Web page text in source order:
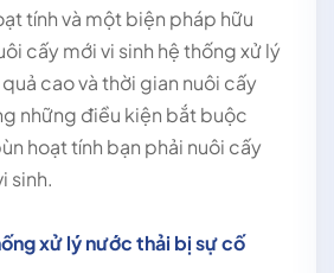
tính và một biện pháp hữu
cấy mới vi sinh hệ thống xử lý
cao và thời gian nuôi cấy
những điều kiện bắt buộc
hoạt tính bạn phải nuôi cấy
sinh.
xử lý nước thải bị sự cố